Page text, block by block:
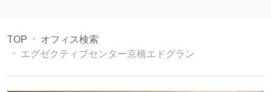
TOP
オフィス検索
エグゼクティブセンター京橋エドグラン